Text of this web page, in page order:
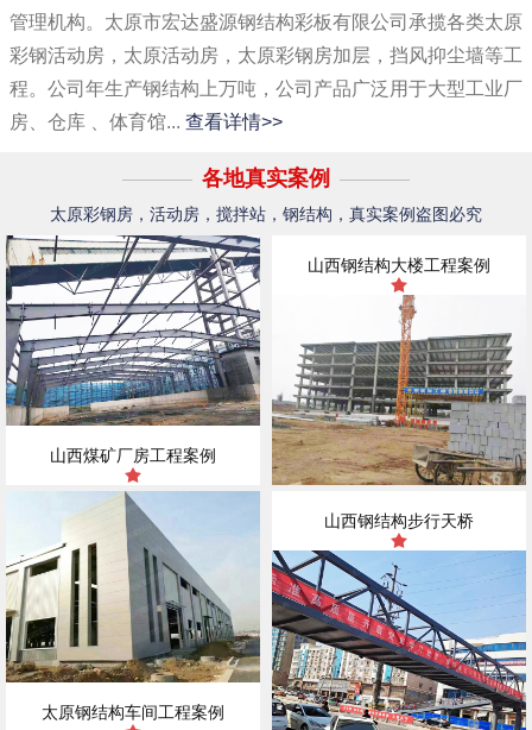
管理机构。太原市宏达盛源钢结构彩板有限公司承揽各类太原
彩钢活动房，太原活动房，太原彩钢房加层，挡风抑尘墙等工
程。公司年生产钢结构上万吨，公司产品广泛用于大型工业厂
房、仓库 、体育馆... 查看详情>>
各地真实案例
太原彩钢房，活动房，搅拌站，钢结构，真实案例盗图必究
山西煤矿厂房工程案例
山西钢结构大楼工程案例
太原钢结构车间工程案例
山西钢结构步行天桥